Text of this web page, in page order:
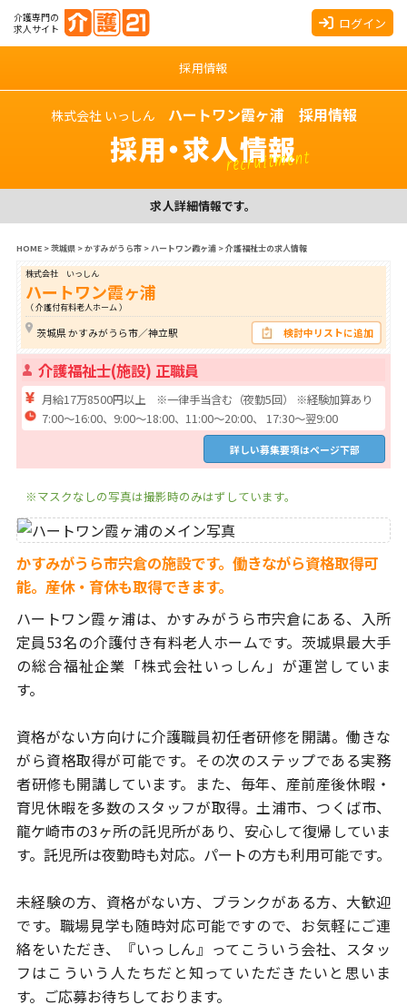
介護専門の
求人サイト
ログイン
採用情報
株式会社 いっしん ハートワン霞ヶ浦 採用情報
採用・求人情報
recruitment
求人詳細情報です。
HOME>茨城県>かすみがうら市>ハートワン霞ヶ浦>介護福祉士の求人情報
株式会社 いっしん
ハートワン霞ヶ浦
（ 介護付有料老人ホーム ）
茨城県 かすみがうら市／神立駅 検討中リストに追加
介護福祉士(施設) 正職員
月給17万8500円以上 ※一律手当含む（夜勤5回） ※経験加算あり
7:00～16:00、9:00～18:00、11:00～20:00、 17:30～翌9:00
詳しい募集要項はページ下部
※マスクなしの写真は撮影時のみはずしています。
かすみがうら市宍倉の施設です。働きながら資格取得可
能。産休・育休も取得できます。
ハートワン霞ヶ浦は、かすみがうら市宍倉にある、入所
定員53名の介護付き有料老人ホームです。茨城県最大手
の総合福祉企業 「株式会社いっしん」が運営していま
す。
資格がない方向けに介護職員初任者研修を開講。働きな
がら資格取得が可能です。その次のステップである実務
者研修も開講しています。 また、毎年、産前産後休暇・
育児休暇を多数のスタッフが取得。土浦市、 つくば市、
龍ケ崎市の3ヶ所の託児所があり、安心して復帰していま
す。 託児所は夜勤時も対応。パートの方も利用可能です。
未経験の方、資格がない方、ブランクがある方、大歓迎
です。 職場見学も随時対応可能ですので、お気軽にご連
絡をいただき、
『いっしん』ってこういう会社、スタッ
フはこういう人たちだと知っていただきたいと思いま
す。ご応募お待ちしております。